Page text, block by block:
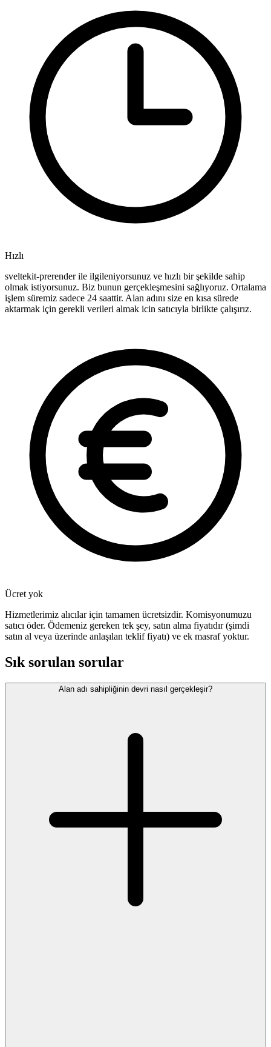
Hızlı
sveltekit-prerender ile ilgileniyorsunuz ve hızlı bir şekilde sahip
olmak istiyorsunuz. Biz bunun gerçekleşmesini sağlıyoruz. Ortalama
işlem süremiz sadece 24 saattir. Alan adını size en kısa sürede
aktarmak için gerekli verileri almak icin satıcıyla birlikte çalışırız.
Ücret yok
Hizmetlerimiz alıcılar için tamamen ücretsizdir. Komisyonumuzu
satıcı öder. Ödemeniz gereken tek şey, satın alma fiyatıdır (şimdi
satın al veya üzerinde anlaşılan teklif fiyatı) ve ek masraf yoktur.
Sık sorulan sorular
Alan adı sahipliğinin devri nasıl gerçekleşir?